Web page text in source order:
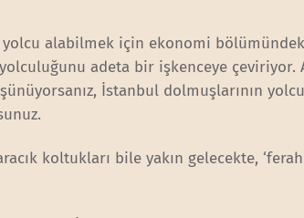
alabilmek için ekonomi
adeta bir işkenceye çeviriyor.
İstanbul dolmuşlarının
koltukları bile yakın gelecekte,